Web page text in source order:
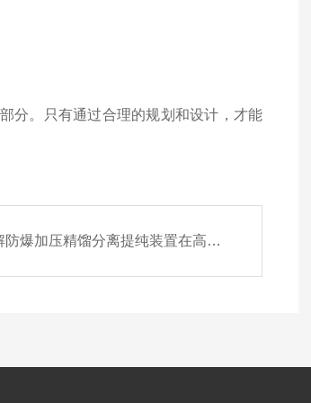
分。只有通过合理的规划和设计，才能
加压精馏分离提纯装置在高温高压条件下的运行稳定性与安全性能